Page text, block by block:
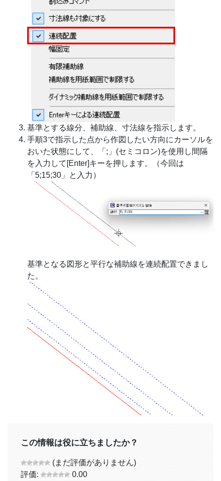
基準とする線分、補助線、寸法線を指示します。
手順3で指示した点から作図したい方向にカーソルを
おいた状態にして、「;」(セミコロン)を使用し間隔
を入力して[Enter]キーを押します。（今回は
「5;15;30」と入力）
基準となる図形と平行な補助線を連続配置できまし
た。
この情報は役に立ちましたか？
(まだ評価がありません)
評価:
0.00